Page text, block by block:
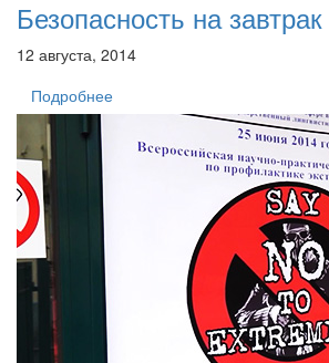
Безопасность на завтрак
12 августа, 2014
Подробнее